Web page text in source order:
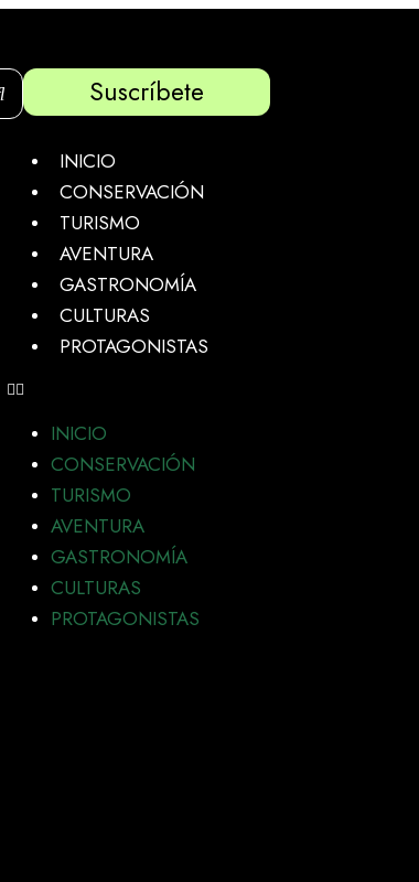
Suscríbete
INICIO
CONSERVACIÓN
TURISMO
AVENTURA
GASTRONOMÍA
CULTURAS
PROTAGONISTAS
INICIO
CONSERVACIÓN
TURISMO
AVENTURA
GASTRONOMÍA
CULTURAS
PROTAGONISTAS